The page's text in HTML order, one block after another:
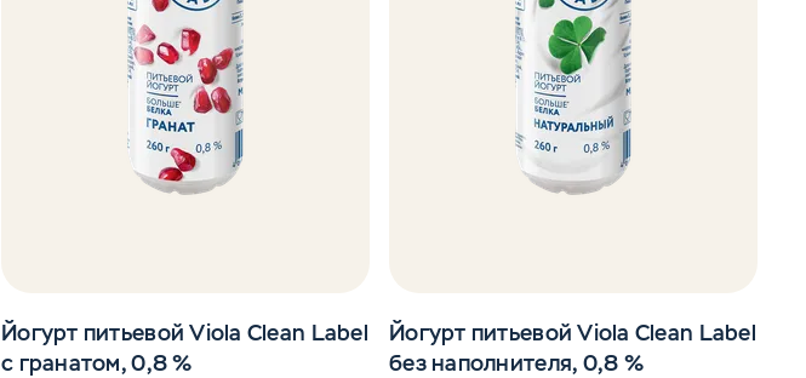
Йогурт питьевой Viola Clean Label
с гранатом, 0,8 %
Йогурт питьевой Viola Clean Label
без наполнителя, 0,8 %